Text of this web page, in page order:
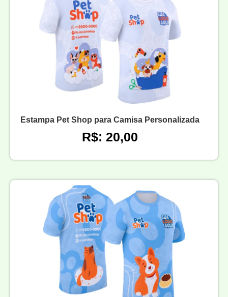
Estampa Pet Shop para Camisa Personalizada
R$: 20,00